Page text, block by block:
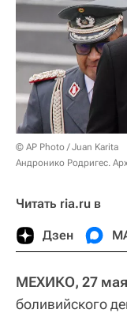
© AP Photo / Juan Karita
Андронико Родригес.
Читать ria.ru в
Дзен
МЕХИКО, 27
боливийского